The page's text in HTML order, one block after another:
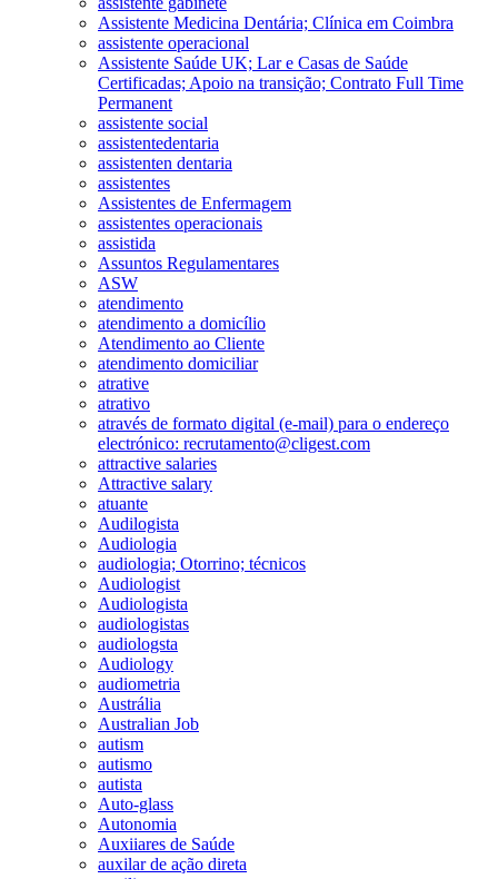
Assistente Medicina Dentária; Clínica em Coimbra
assistente operacional
Assistente Saúde UK; Lar e Casas de Saúde
Certificadas; Apoio na transição; Contrato Full Time
Permanent
assistente social
assistentedentaria
assistenten dentaria
assistentes
Assistentes de Enfermagem
assistentes operacionais
assistida
Assuntos Regulamentares
ASW
atendimento
atendimento a domicílio
Atendimento ao Cliente
atendimento domiciliar
atrative
atrativo
através de formato digital (e-mail) para o endereço
electrónico: recrutamento@cligest.com
attractive salaries
Attractive salary
atuante
Audilogista
Audiologia
audiologia; Otorrino; técnicos
Audiologist
Audiologista
audiologistas
audiologsta
Audiology
audiometria
Austrália
Australian Job
autism
autismo
autista
Auto-glass
Autonomia
Auxiiares de Saúde
auxilar de ação direta